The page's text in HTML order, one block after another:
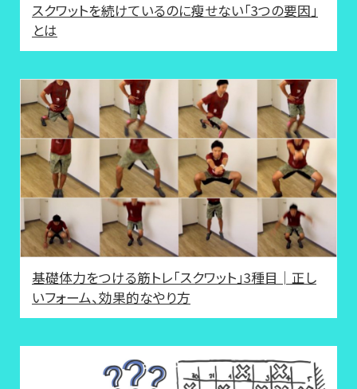
スクワットを続けているのに瘦せない「3つの要因」
とは
基礎体力をつける筋トレ「スクワット」3種目│正し
いフォーム、効果的なやり方